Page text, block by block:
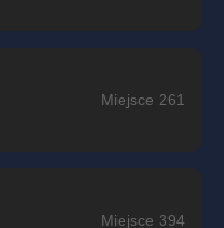
Miejsce 261
Miejsce 394